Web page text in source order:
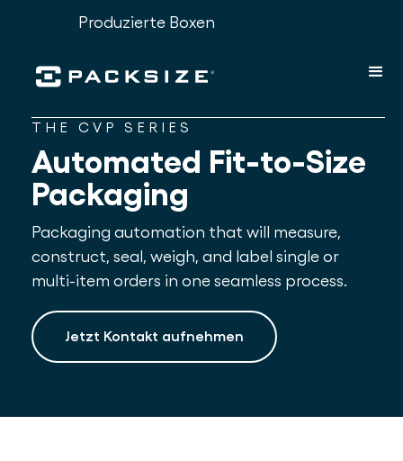
Produzierte Boxen
THE CVP SERIES
Automated Fit-to-Size
Packaging
Packaging automation that will measure,
construct, seal, weigh, and label single or
multi-item orders in one seamless process.
Jetzt Kontakt aufnehmen